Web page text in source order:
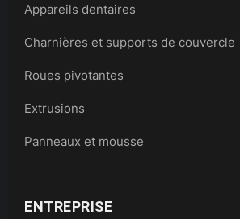
Appareils dentaires
Charnières et supports de couvercle
Roues pivotantes
Extrusions
Panneaux et mousse
ENTREPRISE